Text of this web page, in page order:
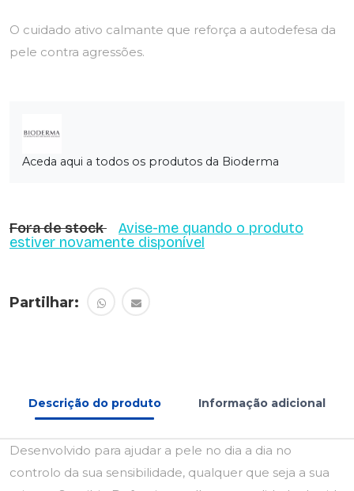
O cuidado ativo calmante que reforça a autodefesa da
pele contra agressões.
Aceda aqui a todos os produtos da Bioderma
Fora de stock
Avise-me quando o produto
estiver novamente disponível
Partilhar:
Descrição do produto Informação adicional
Desenvolvido para ajudar a pele no dia a dia no
controlo da sua sensibilidade, qualquer que seja a sua